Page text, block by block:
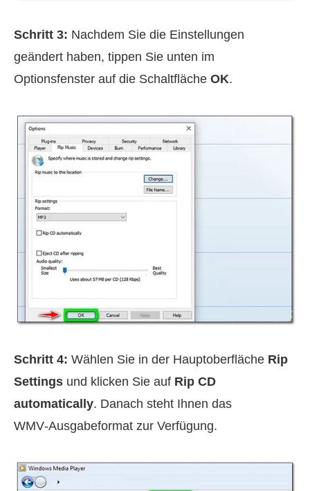
Schritt 3: Nachdem Sie die Einstellungen
geändert haben, tippen Sie unten im
Optionsfenster auf die Schaltfläche OK.
Schritt 4: Wählen Sie in der Hauptoberfläche Rip
Settings und klicken Sie auf Rip CD
automatically. Danach steht Ihnen das
WMV‑Ausgabeformat zur Verfügung.